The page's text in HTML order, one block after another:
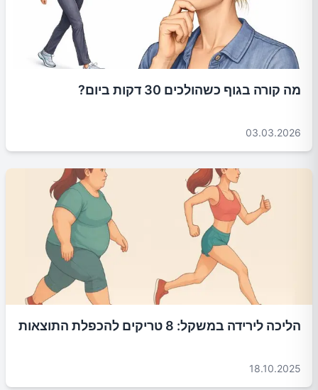
מה קורה בגוף כשהולכים 30 דקות ביום?
03.03.2026
הליכה לירידה במשקל: 8 טריקים להכפלת התוצאות
18.10.2025